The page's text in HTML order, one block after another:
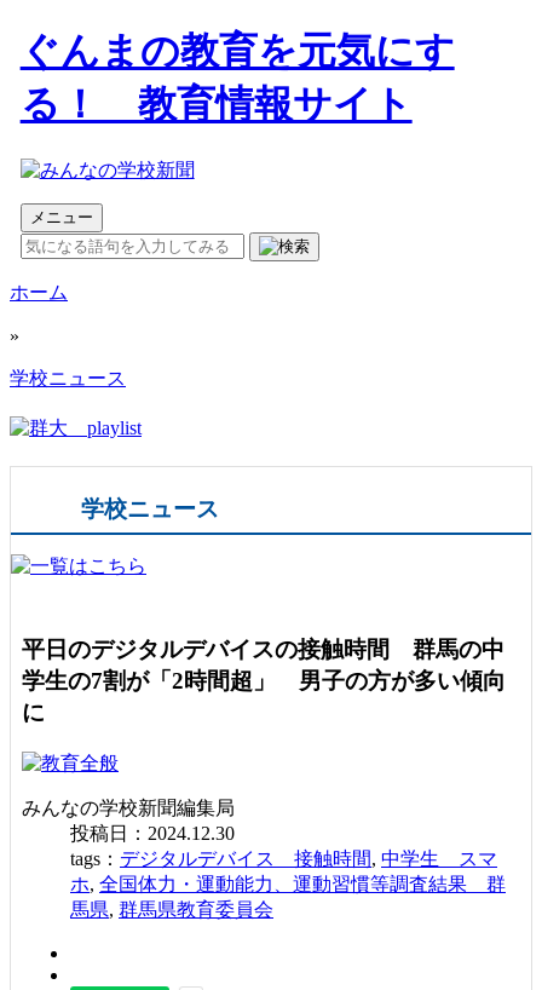
ぐんまの教育を元気にす
る！ 教育情報サイト
メニュー
ホーム
»
学校ニュース
学校ニュース
平日のデジタルデバイスの接触時間 群馬の中
学生の7割が「2時間超」 男子の方が多い傾向
に
みんなの学校新聞編集局
投稿日：2024.12.30
tags： デジタルデバイス 接触時間, 中学生 スマ
ホ, 全国体力・運動能力、運動習慣等調査結果 群
馬県, 群馬県教育委員会